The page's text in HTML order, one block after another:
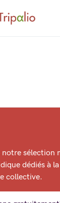
notre sélection
dédiés à
collective.